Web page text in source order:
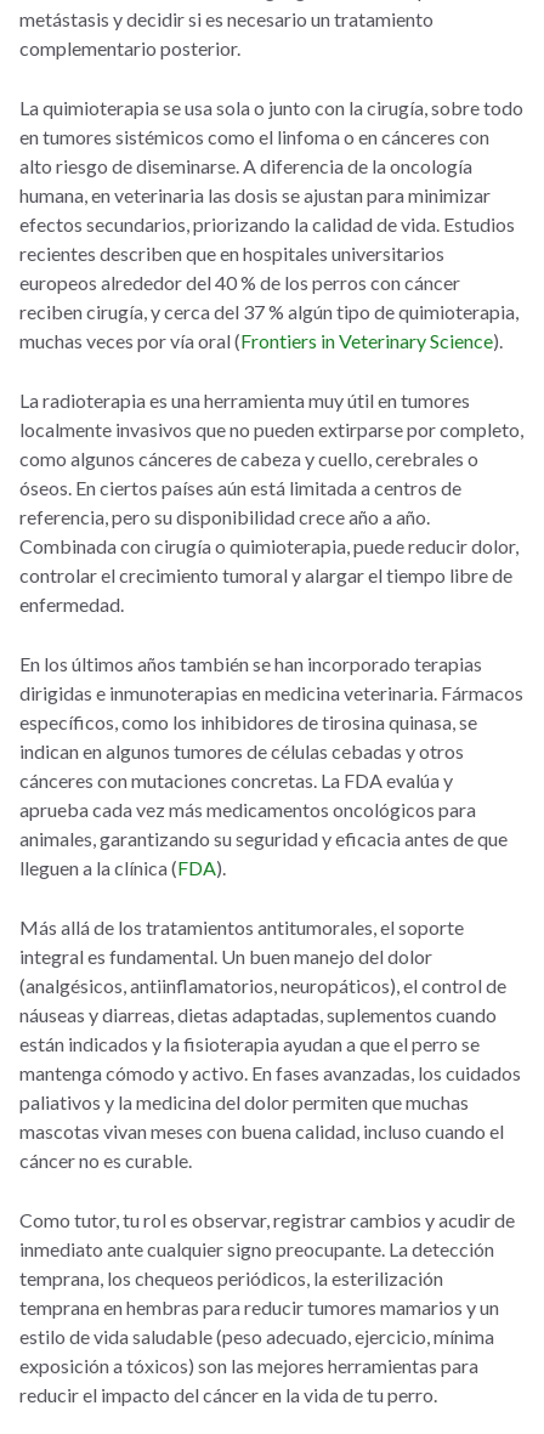
metástasis y decidir si es necesario un tratamiento
complementario posterior.
La quimioterapia se usa sola o junto con la cirugía, sobre todo
en tumores sistémicos como el linfoma o en cánceres con
alto riesgo de diseminarse. A diferencia de la oncología
humana, en veterinaria las dosis se ajustan para minimizar
efectos secundarios, priorizando la calidad de vida. Estudios
recientes describen que en hospitales universitarios
europeos alrededor del 40 % de los perros con cáncer
reciben cirugía, y cerca del 37 % algún tipo de quimioterapia,
muchas veces por vía oral (Frontiers in Veterinary Science).
La radioterapia es una herramienta muy útil en tumores
localmente invasivos que no pueden extirparse por completo,
como algunos cánceres de cabeza y cuello, cerebrales o
óseos. En ciertos países aún está limitada a centros de
referencia, pero su disponibilidad crece año a año.
Combinada con cirugía o quimioterapia, puede reducir dolor,
controlar el crecimiento tumoral y alargar el tiempo libre de
enfermedad.
En los últimos años también se han incorporado terapias
dirigidas e inmunoterapias en medicina veterinaria. Fármacos
específicos, como los inhibidores de tirosina quinasa, se
indican en algunos tumores de células cebadas y otros
cánceres con mutaciones concretas. La FDA evalúa y
aprueba cada vez más medicamentos oncológicos para
animales, garantizando su seguridad y eficacia antes de que
lleguen a la clínica (FDA).
Más allá de los tratamientos antitumorales, el soporte
integral es fundamental. Un buen manejo del dolor
(analgésicos, antiinflamatorios, neuropáticos), el control de
náuseas y diarreas, dietas adaptadas, suplementos cuando
están indicados y la fisioterapia ayudan a que el perro se
mantenga cómodo y activo. En fases avanzadas, los cuidados
paliativos y la medicina del dolor permiten que muchas
mascotas vivan meses con buena calidad, incluso cuando el
cáncer no es curable.
Como tutor, tu rol es observar, registrar cambios y acudir de
inmediato ante cualquier signo preocupante. La detección
temprana, los chequeos periódicos, la esterilización
temprana en hembras para reducir tumores mamarios y un
estilo de vida saludable (peso adecuado, ejercicio, mínima
exposición a tóxicos) son las mejores herramientas para
reducir el impacto del cáncer en la vida de tu perro.